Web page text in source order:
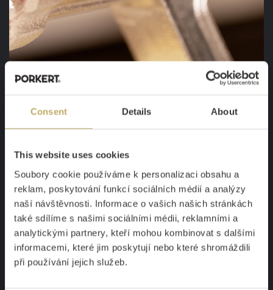
Consent Details About
This website uses cookies
Soubory cookie používáme k personalizaci obsahu a
reklam, poskytování funkcí sociálních médií a analýzy
naší návštěvnosti. Informace o vašich našich stránkách
také sdílíme s našimi sociálními médii, reklamními a
analytickými partnery, kteří mohou kombinovat s dalšími
informacemi, které jim poskytují nebo které shromáždili
při používání jejich služeb.
PEČLIVÉ OPRACOVÁNÍ, ABY DO SEBE
VŠE ZAPADLO
Dobře vyrobený mlýnekpři mletí na prázdno „ševelí“,
a tak dává najevo, že do sebe všechno přesně zapadá.
Přesně takový zvuk můžete čekat od našich mlýnků.
Pečlivě obrábímea kontrolujeme každou část, aby do
sebedíly snadno zapadly. Díky tomu máte mlýnek
sestavený za pár sekund, snadno se udržuje a
perfektně mele.